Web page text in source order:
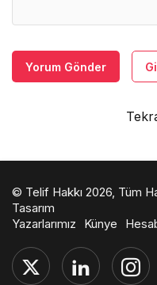
Yorum Gönder
© Telif Hakkı 2026, Tüm
Tasarım
Yazarlarımız
Künye